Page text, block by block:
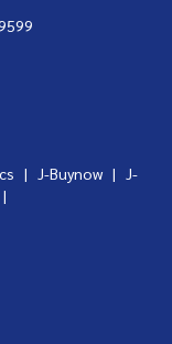
| J-Buynow | J-
|